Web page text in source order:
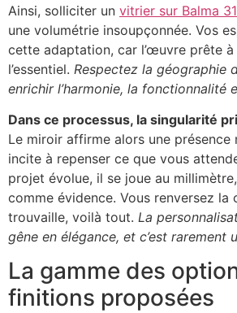
Ainsi, solliciter un vitrier sur Balma
une volumétrie insoupçonnée. Vos
cette adaptation, car l’œuvre prête
l’essentiel. Respectez la géographie
enrichir l’harmonie, la fonctionnalité
Dans ce processus, la singularité
Le miroir affirme alors une présence
incite à repenser ce que vous
projet évolue, il se joue au
comme évidence. Vous renversez la
trouvaille, voilà tout. La
gêne en élégance, et c’est rarement
La gamme des
finitions proposées